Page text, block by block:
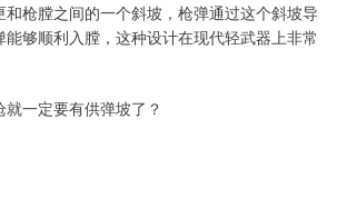
枪膛之间的一个斜坡，枪弹通过这个斜坡导
够顺利入膛，这种设计在现代轻武器上非常
一定要有供弹坡了？